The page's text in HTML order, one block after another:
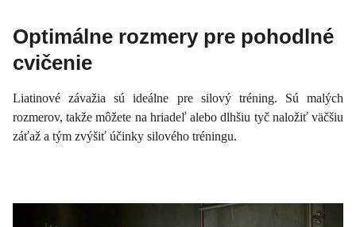
Optimálne rozmery pre pohodlné
cvičenie
Liatinové závažia sú ideálne pre silový tréning. Sú malých
rozmerov, takže môžete na hriadeľ alebo dlhšiu tyč naložiť väčšiu
záťaž a tým zvýšiť účinky silového tréningu.